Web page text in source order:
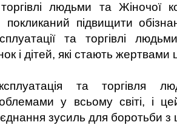
торгівлі людьми та Жіночої
підвищити
та торгівлі
і дітей, які стають жертвами
та торгівля
у всьому світі, і
зусиль для боротьби